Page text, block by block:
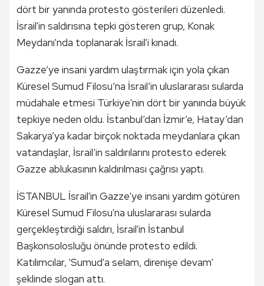
dört bir yanında protesto gösterileri düzenledi.
İsrail'in saldırısına tepki gösteren grup, Konak
Meydanı'nda toplanarak İsrail'i kınadı.
Gazze’ye insani yardım ulaştırmak için yola çıkan
Küresel Sumud Filosu’na İsrail’in uluslararası sularda
müdahale etmesi Türkiye'nin dört bir yanında büyük
tepkiye neden oldu. İstanbul’dan İzmir’e, Hatay’dan
Sakarya’ya kadar birçok noktada meydanlara çıkan
vatandaşlar, İsrail’in saldırılarını protesto ederek
Gazze ablukasının kaldırılması çağrısı yaptı.
İSTANBUL İsrail'in Gazze'ye insani yardım götüren
Küresel Sumud Filosu'na uluslararası sularda
gerçekleştirdiği saldırı, İsrail'in İstanbul
Başkonsolosluğu önünde protesto edildi.
Katılımcılar, 'Sumud'a selam, direnişe devam'
şeklinde slogan attı.